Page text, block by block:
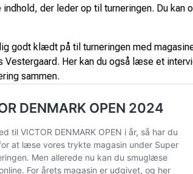
indhold, der leder op til turneringen. Du kan
godt klædt på til turneringen med
Vestergaard. Her kan du også læse et
sammen.